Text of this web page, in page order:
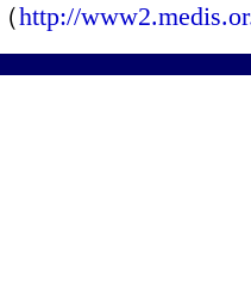
（http://